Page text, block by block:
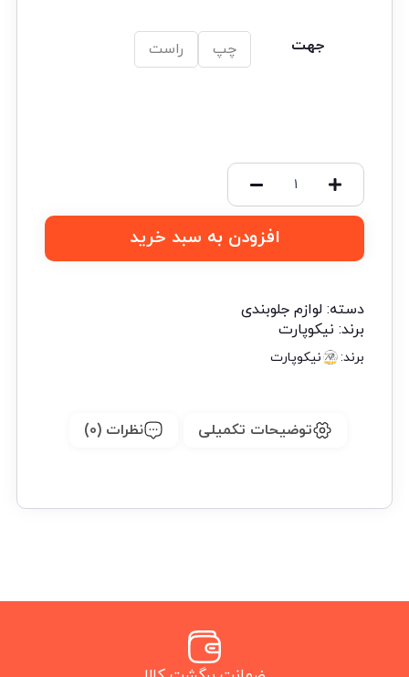
جهت چپ راست
افزودن به سبد خرید
دسته: لوازم جلوبندی
برند: نیکوپارت
برند: نیکوپارت
توضیحات تکمیلی نظرات (0)